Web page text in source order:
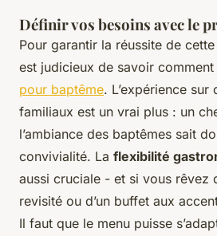
Définir vos besoins avec le
Pour garantir la réussite de
est judicieux de savoir comment
pour baptême. L’expérience sur
familiaux est un vrai plus : un
l’ambiance des baptêmes sait
convivialité. La flexibilité
aussi cruciale - et si vous rêvez
revisité ou d’un buffet aux
Il faut que le menu puisse